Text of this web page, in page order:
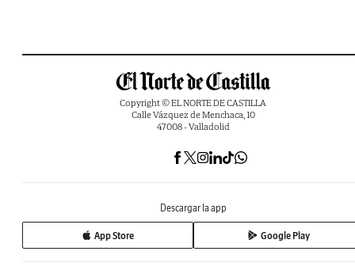
Copyright © EL NORTE DE CASTILLA
Calle Vázquez de Menchaca, 10
47008 - Valladolid
Descargar la app
App Store Google Play